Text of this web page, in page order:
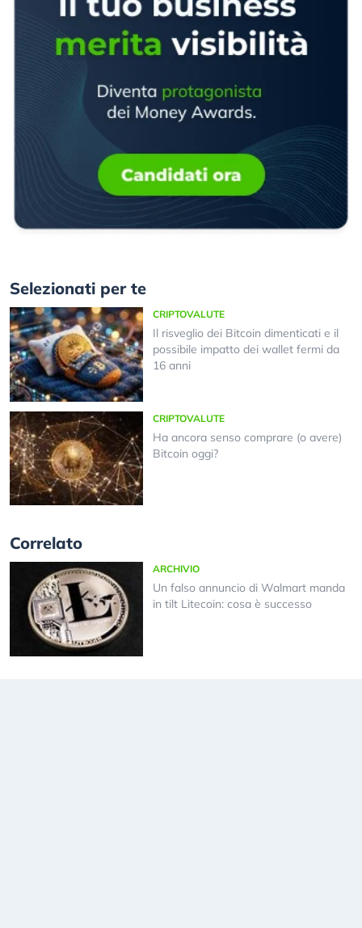
Selezionati per te
CRIPTOVALUTE
Il risveglio dei Bitcoin dimenticati e il
possibile impatto dei wallet fermi da
16 anni
CRIPTOVALUTE
Ha ancora senso comprare (o avere)
Bitcoin oggi?
Correlato
ARCHIVIO
Un falso annuncio di Walmart manda
in tilt Litecoin: cosa è successo